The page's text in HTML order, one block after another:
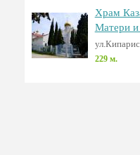
Храм
Матери и
229 м.